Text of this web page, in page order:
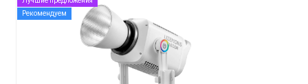
Рекомендуем